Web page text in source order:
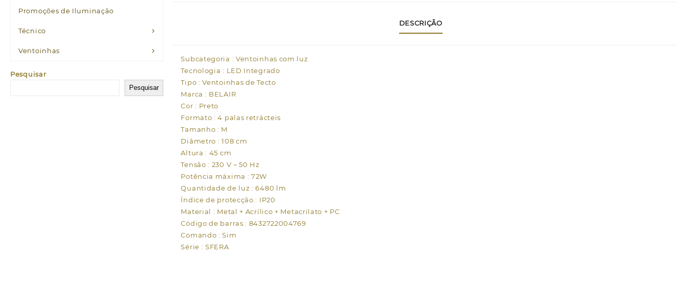
Promoções de Iluminação
Técnico
Ventoinhas
Pesquisar
Pesquisar
DESCRIÇÃO
Subcategoria : Ventoinhas com luz
Tecnologia : LED Integrado
Tipo : Ventoinhas de Tecto
Marca : BELAIR
Cor : Preto
Formato : 4 palas retrácteis
Tamanho : M
Diâmetro : 108 cm
Altura : 45 cm
Tensão : 230 V ~ 50 Hz
Potência máxima : 72W
Quantidade de luz : 6480 lm
Índice de protecção : IP20
Material : Metal + Acrílico + Metacrilato + PC
Código de barras : 8432722004769
Comando : Sim
Série : SFERA